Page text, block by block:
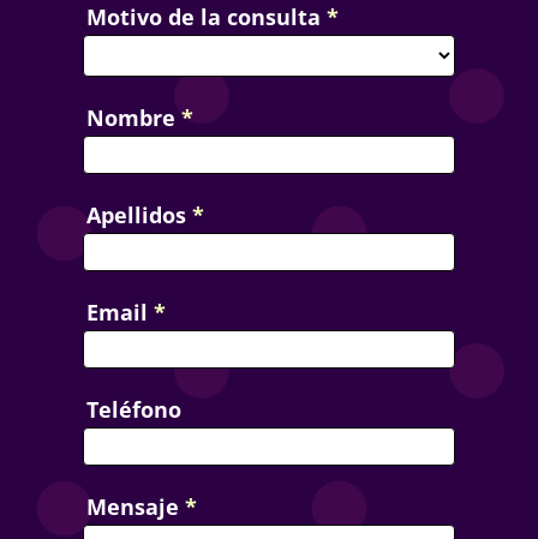
Contact
Us
Motivo de la consulta *
Nombre *
Apellidos *
Email *
Teléfono
Mensaje *